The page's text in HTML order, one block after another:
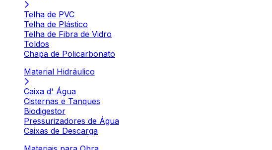
Telha de PVC
Telha de Plástico
Telha de Fibra de Vidro
Toldos
Chapa de Policarbonato
Material Hidráulico
Caixa d' Água
Cisternas e Tanques
Biodigestor
Pressurizadores de Água
Caixas de Descarga